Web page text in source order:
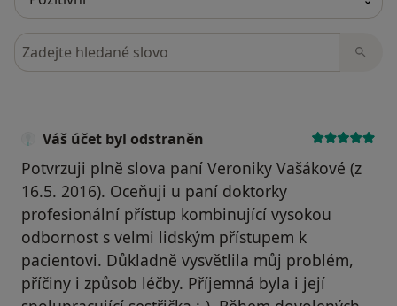
Hledejte v názorech
Váš účet byl odstraněn
Potvrzuji plně slova paní Veroniky Vašákové (z
16.5. 2016). Oceňuji u paní doktorky
profesionální přístup kombinující vysokou
odbornost s velmi lidským přístupem k
pacientovi. Důkladně vysvětlila můj problém,
příčiny i způsob léčby. Příjemná byla i její